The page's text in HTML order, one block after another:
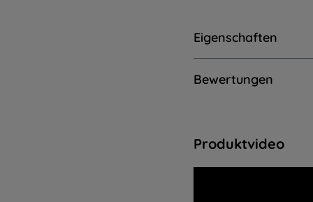
Eigenschaften
Bewertungen
Produktvideo